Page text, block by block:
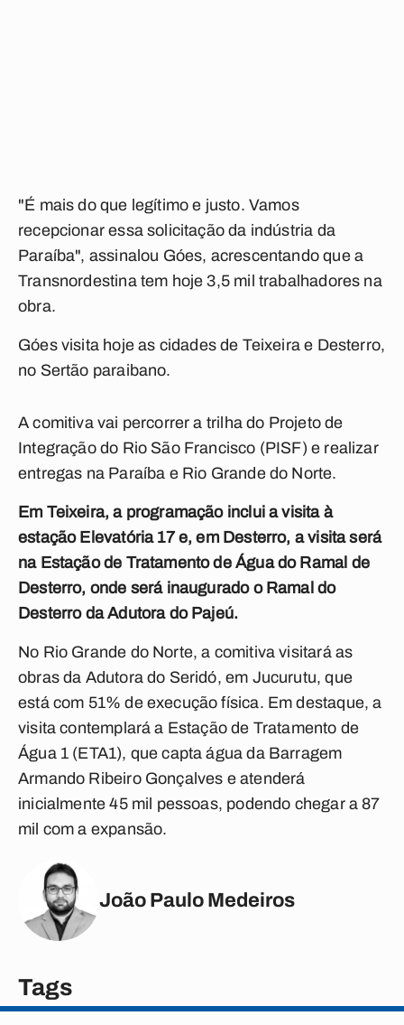
"É mais do que legítimo e justo. Vamos
recepcionar essa solicitação da indústria da
Paraíba", assinalou Góes, acrescentando que a
Transnordestina tem hoje 3,5 mil trabalhadores na
obra.
Góes visita hoje as cidades de Teixeira e Desterro,
no Sertão paraibano.
A comitiva vai percorrer a trilha do Projeto de
Integração do Rio São Francisco (PISF) e realizar
entregas na Paraíba e Rio Grande do Norte.
Em Teixeira, a programação inclui a visita à
estação Elevatória 17 e, em Desterro, a visita será
na Estação de Tratamento de Água do Ramal de
Desterro, onde será inaugurado o Ramal do
Desterro da Adutora do Pajeú.
No Rio Grande do Norte, a comitiva visitará as
obras da Adutora do Seridó, em Jucurutu, que
está com 51% de execução física. Em destaque, a
visita contemplará a Estação de Tratamento de
Água 1 (ETA1), que capta água da Barragem
Armando Ribeiro Gonçalves e atenderá
inicialmente 45 mil pessoas, podendo chegar a 87
mil com a expansão.
João Paulo Medeiros
Tags